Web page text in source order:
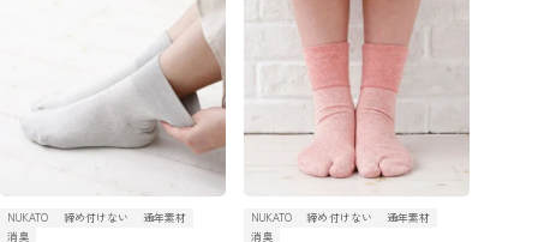
NUKATO 締め付けない
通年素材
消臭
NUKATO 締め付けない
通年素材
消臭